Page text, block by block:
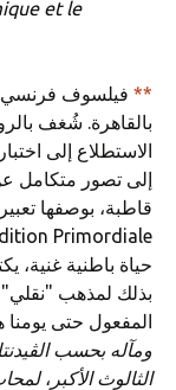
et le
**
بالقاهرة. شُغف
الاستطلاع إلى
إلى تصور متكامل
قاطبة، بوصفها
حياة باطنية غنية،
المفعول حتى يومنا
ومآله بحسب الڤيدنتا
الثالوث الأكبر ،